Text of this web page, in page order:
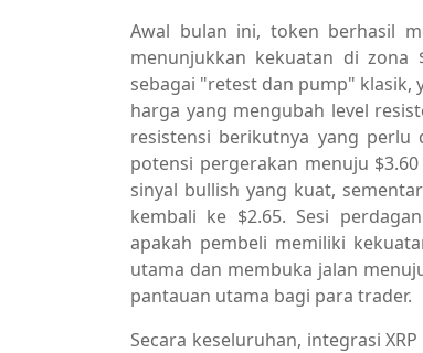
Awal bulan ini, token berhasil
menunjukkan kekuatan di zona
sebagai "retest dan pump"
harga yang mengubah level
resistensi berikutnya yang perlu
potensi pergerakan menuju
sinyal bullish yang kuat,
kembali ke $2.65. Sesi
apakah pembeli memiliki
utama dan membuka jalan
pantauan utama bagi para trader.
Secara keseluruhan, integrasi